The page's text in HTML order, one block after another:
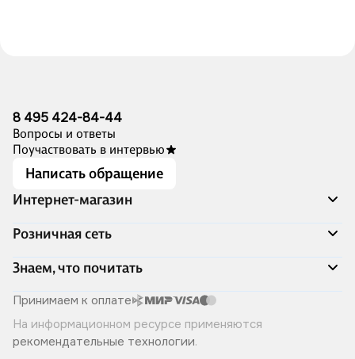
8 495 424-84-44
Вопросы и ответы
Поучаствовать в интервью
Написать обращение
Интернет-магазин
Акции
Доставка и оплата
Программа лояльности
Подарочные сертификаты
Правила продажи
Политика конфиденциальности
Розничная сеть
Адреса магазинов
Книжный Дозор
О компании
Читай-город для бизнеса
Хотите у нас работать?
Знаем, что почитать
Скоро в продаже
Лучшие из лучших
Читай-журнал
Принимаем к оплате
На информационном ресурсе применяются
рекомендательные технологии.